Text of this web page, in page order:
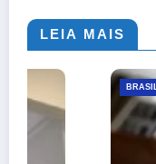
LEIA MAIS
POLÍTICA